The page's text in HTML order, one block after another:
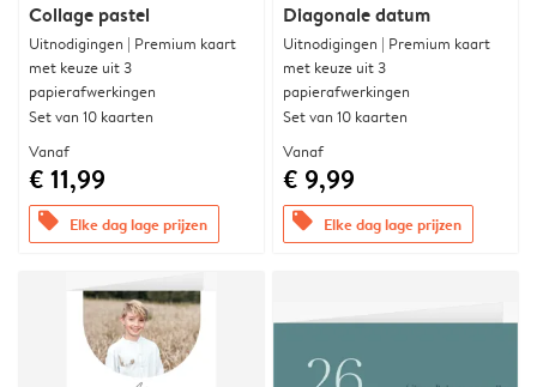
Collage pastel
Uitnodigingen | Premium kaart
met keuze uit 3
papierafwerkingen
Set van 10 kaarten
Vanaf
€ 11,99
offers Elke dag lage prijzen
Diagonale datum
Uitnodigingen | Premium kaart
met keuze uit 3
papierafwerkingen
Set van 10 kaarten
Vanaf
€ 9,99
offers Elke dag lage prijzen